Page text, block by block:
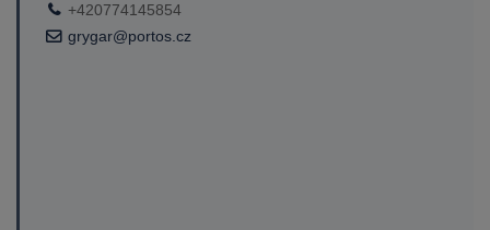
+420774145854
grygar@portos.cz